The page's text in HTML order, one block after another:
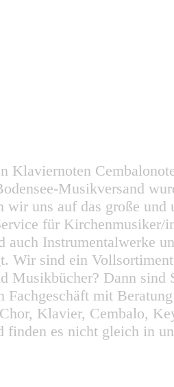
Klaviernoten
Musikversand
wir uns auf das große
für
auch Instrumentalwerke
Wir sind ein
Musikbücher? Dann
Fachgeschäft mit
Klavier, Cembalo,
finden es nicht gleich in